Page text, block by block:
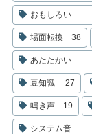
おもしろい
場面転換 38
あたたかい
豆知識 27
鳴き声 19
システム音